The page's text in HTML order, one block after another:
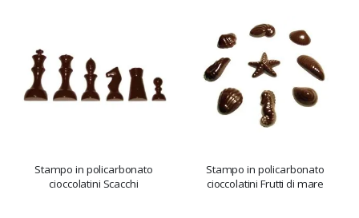
Stampo in policarbonato
cioccolatini Scacchi
Stampo in policarbonato
cioccolatini Frutti di mare